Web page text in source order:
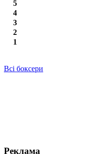
5
4
3
2
1
Всі боксери
Реклама